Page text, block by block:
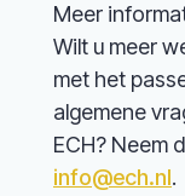
Meer
Wilt u meer
met het
algemene
ECH? Neem
info@ech.nl.